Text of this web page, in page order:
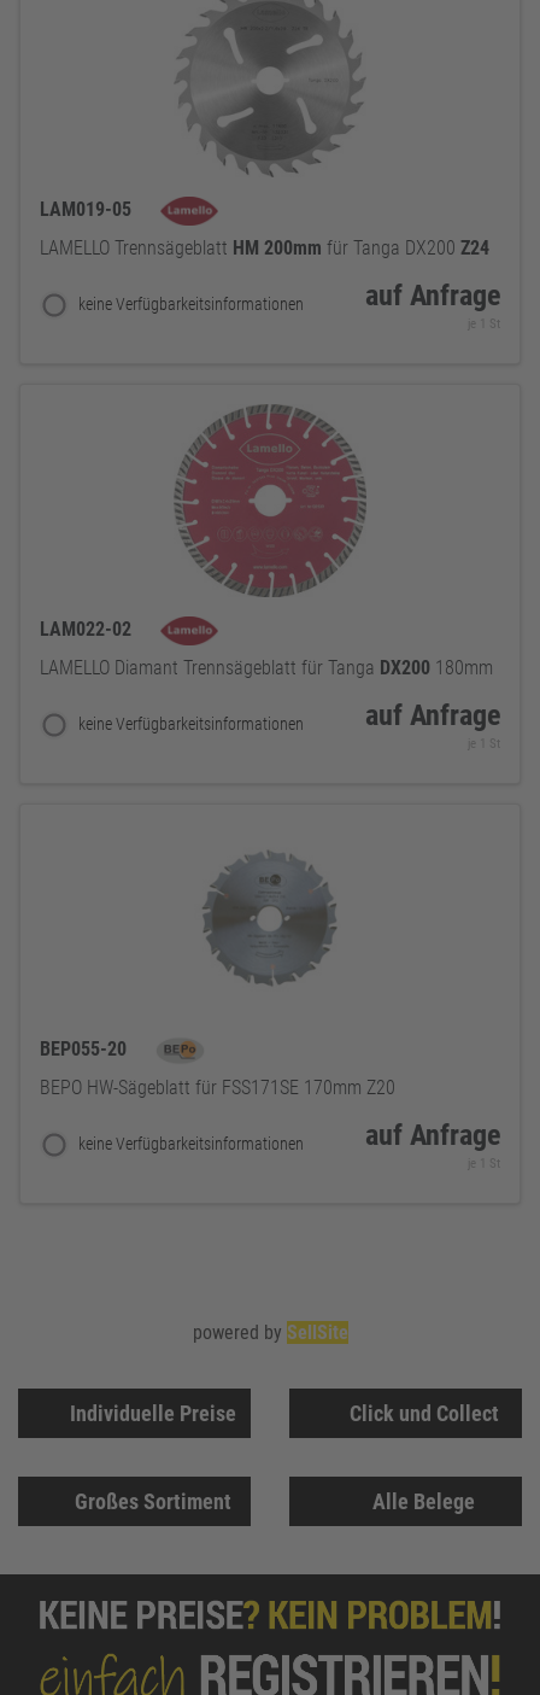
LAM019-05
LAMELLO Trennsägeblatt HM 200mm für Tanga DX200 Z24
keine Verfügbarkeitsinformationen auf Anfrage
je 1 St
LAM022-02
LAMELLO Diamant Trennsägeblatt für Tanga DX200 180mm
keine Verfügbarkeitsinformationen auf Anfrage
je 1 St
BEP055-20
BEPO HW-Sägeblatt für FSS171SE 170mm Z20
keine Verfügbarkeitsinformationen auf Anfrage
je 1 St
Individuelle Preise Click und Collect
Großes Sortiment Alle Belege
powered by SellSite